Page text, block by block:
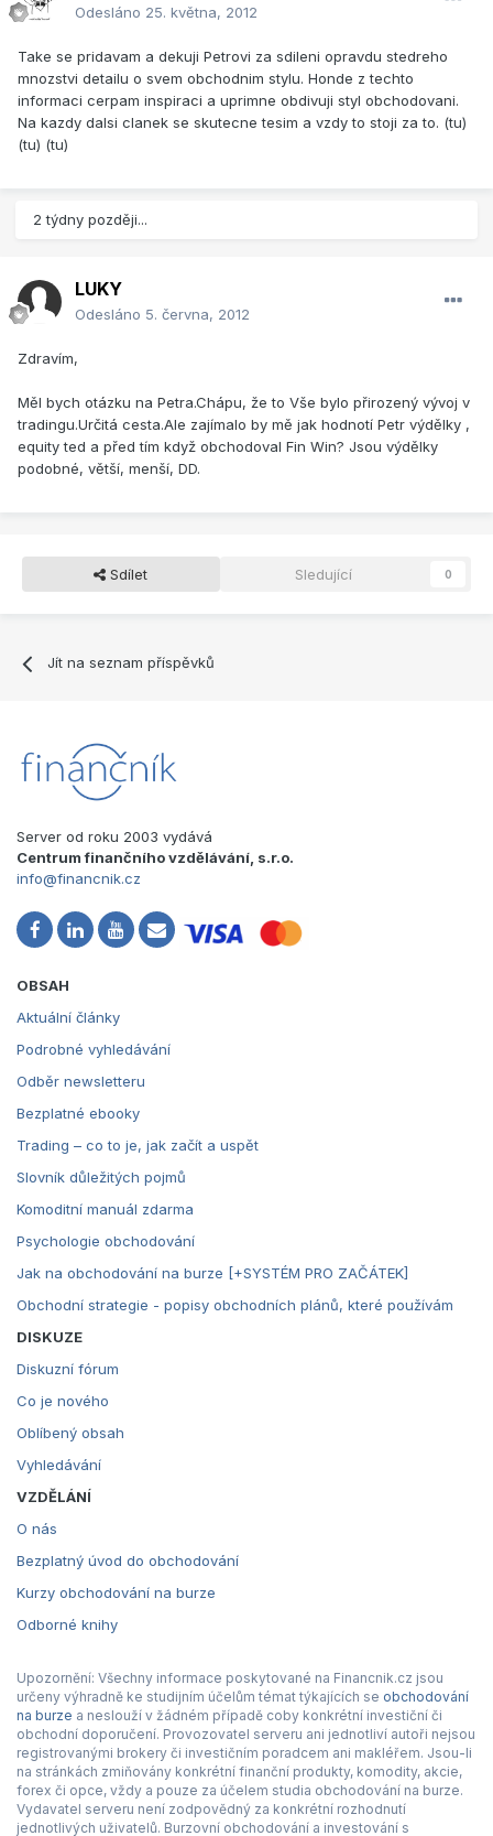
Odesláno 25. května, 2012
Take se pridavam a dekuji Petrovi za sdileni opravdu stedreho
mnozstvi detailu o svem obchodnim stylu. Honde z techto
informaci cerpam inspiraci a uprimne obdivuji styl obchodovani.
Na kazdy dalsi clanek se skutecne tesim a vzdy to stoji za to. (tu)
(tu) (tu)
2 týdny později...
LUKY
Odesláno 5. června, 2012
Zdravím,
Měl bych otázku na Petra.Chápu, že to Vše bylo přirozený vývoj v
tradingu.Určitá cesta.Ale zajímalo by mě jak hodnotí Petr výdělky ,
equity ted a před tím když obchodoval Fin Win? Jsou výdělky
podobné, větší, menší, DD.
Sdílet Sledující 0
Jít na seznam příspěvků
Server od roku 2003 vydává
Centrum finančního vzdělávání, s.r.o.
info@financnik.cz
OBSAH
Aktuální články
Podrobné vyhledávání
Odběr newsletteru
Bezplatné ebooky
Trading – co to je, jak začít a uspět
Slovník důležitých pojmů
Komoditní manuál zdarma
Psychologie obchodování
Jak na obchodování na burze [+SYSTÉM PRO ZAČÁTEK]
Obchodní strategie - popisy obchodních plánů, které používám
DISKUZE
Diskuzní fórum
Co je nového
Oblíbený obsah
Vyhledávání
VZDĚLÁNÍ
O nás
Bezplatný úvod do obchodování
Kurzy obchodování na burze
Odborné knihy
Upozornění: Všechny informace poskytované na Financnik.cz jsou
určeny výhradně ke studijním účelům témat týkajících se obchodování
na burze a neslouží v žádném případě coby konkrétní investiční či
obchodní doporučení. Provozovatel serveru ani jednotliví autoři nejsou
registrovanými brokery či investičním poradcem ani makléřem. Jsou-li
na stránkách zmiňovány konkrétní finanční produkty, komodity, akcie,
forex či opce, vždy a pouze za účelem studia obchodování na burze.
Vydavatel serveru není zodpovědný za konkrétní rozhodnutí
jednotlivých uživatelů. Burzovní obchodování a investování s